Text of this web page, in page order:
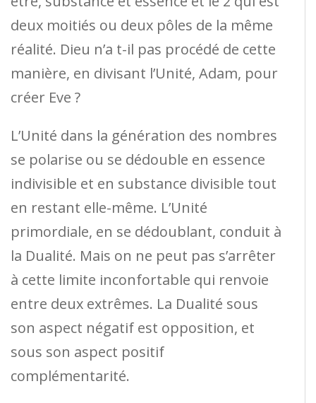
deux moitiés ou deux pôles de la même
réalité. Dieu n’a t-il pas procédé de cette
manière, en divisant l’Unité, Adam, pour
créer Eve ?
L’Unité dans la génération des nombres
se polarise ou se dédouble en essence
indivisible et en substance divisible tout
en restant elle-même. L’Unité
primordiale, en se dédoublant, conduit à
la Dualité. Mais on ne peut pas s’arrêter
à cette limite inconfortable qui renvoie
entre deux extrêmes. La Dualité sous
son aspect négatif est opposition, et
sous son aspect positif
complémentarité.